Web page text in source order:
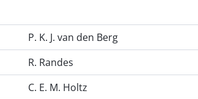
P. K. J. van den Berg
R. Randes
C. E. M. Holtz